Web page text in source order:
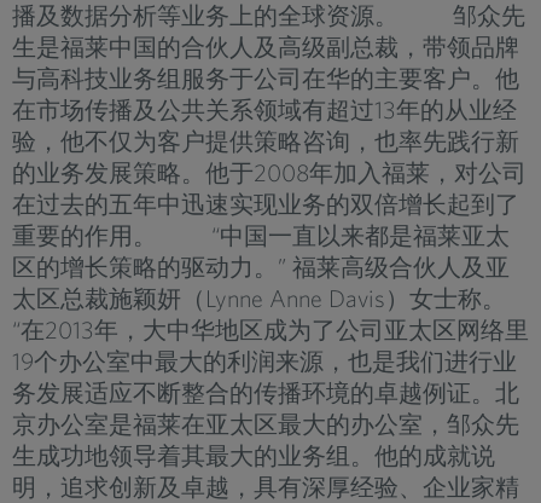
播及数据分析等业务上的全球资源。 邹众先
生是福莱中国的合伙人及高级副总裁，带领品牌
与高科技业务组服务于公司在华的主要客户。他
在市场传播及公共关系领域有超过13年的从业经
验，他不仅为客户提供策略咨询，也率先践行新
的业务发展策略。他于2008年加入福莱，对公司
在过去的五年中迅速实现业务的双倍增长起到了
重要的作用。 “中国一直以来都是福莱亚太
区的增长策略的驱动力。” 福莱高级合伙人及亚
太区总裁施颖妍（Lynne Anne Davis）女士称。
“在2013年，大中华地区成为了公司亚太区网络里
19个办公室中最大的利润来源，也是我们进行业
务发展适应不断整合的传播环境的卓越例证。北
京办公室是福莱在亚太区最大的办公室，邹众先
生成功地领导着其最大的业务组。他的成就说
明，追求创新及卓越，具有深厚经验、企业家精